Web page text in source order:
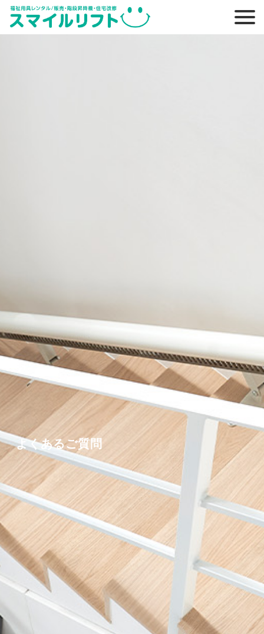
よくあるご質問